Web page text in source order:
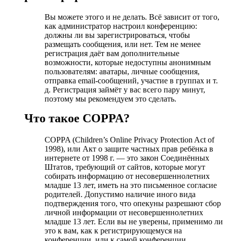
Вы можете этого и не делать. Всё зависит от того,
как администратор настроил конференцию:
должны ли вы зарегистрироваться, чтобы
размещать сообщения, или нет. Тем не менее
регистрация даёт вам дополнительные
возможности, которые недоступны анонимным
пользователям: аватары, личные сообщения,
отправка email-сообщений, участие в группах и т.
д. Регистрация займёт у вас всего пару минут,
поэтому мы рекомендуем это сделать.
Что такое COPPA?
COPPA (Children’s Online Privacy Protection Act of
1998), или Акт о защите частных прав ребёнка в
интернете от 1998 г. — это закон Соединённых
Штатов, требующий от сайтов, которые могут
собирать информацию от несовершеннолетних
младше 13 лет, иметь на это письменное согласие
родителей. Допустимо наличие иного вида
подтверждения того, что опекуны разрешают сбор
личной информации от несовершеннолетних
младше 13 лет. Если вы не уверены, применимо ли
это к вам, как к регистрирующемуся на